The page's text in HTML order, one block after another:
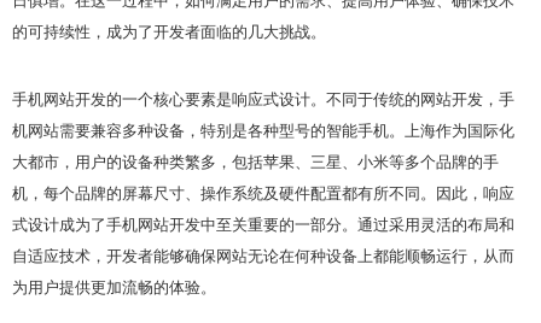
的可持续性，成为了开发者面临的几大挑战。
手机网站开发的一个核心要素是响应式设计。不同于传统的网站开发，手
机网站需要兼容多种设备，特别是各种型号的智能手机。上海作为国际化
大都市，用户的设备种类繁多，包括苹果、三星、小米等多个品牌的手
机，每个品牌的屏幕尺寸、操作系统及硬件配置都有所不同。因此，响应
式设计成为了手机网站开发中至关重要的一部分。通过采用灵活的布局和
自适应技术，开发者能够确保网站无论在何种设备上都能顺畅运行，从而
为用户提供更加流畅的体验。